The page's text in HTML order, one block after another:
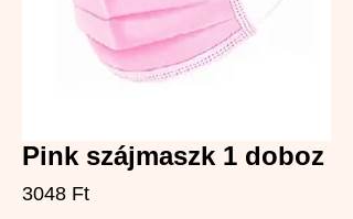
Pink szájmaszk 1 doboz
3048 FtÁr